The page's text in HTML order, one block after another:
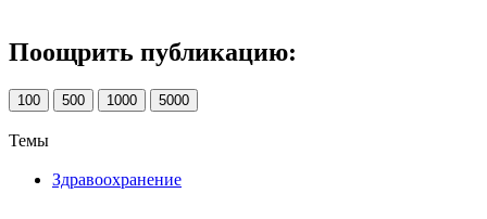
Поощрить публикацию:
100 500 1000 5000
Темы
Здравоохранение